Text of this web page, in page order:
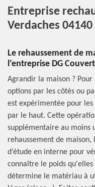
Entreprise
Verdaches 04140
Le rehaussement de
l’entreprise DG
Agrandir la maison ?
options par les côtés ou
est expérimentée pour les
par le haut. Cette
supplémentaire au moins
rehaussement de maison,
d’étude en interne pour
connaître le poids
détermine le matériau à